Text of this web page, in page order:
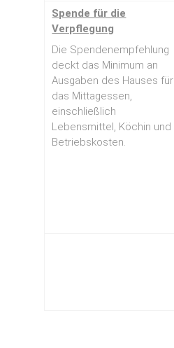
Spende für die
Verpflegung
Die Spendenempfehlung
deckt das Minimum an
Ausgaben des Hauses für
das Mittagessen,
einschließlich
Lebensmittel, Köchin und
Betriebskosten.